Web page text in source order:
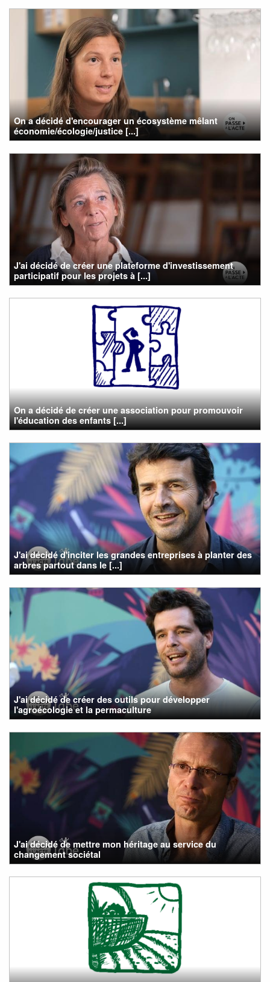
On a décidé d'encourager un écosystème mêlant
économie/écologie/justice [...]
J'ai décidé de créer une plateforme d'investissement
participatif pour les projets à [...]
On a décidé de créer une association pour promouvoir
l'éducation des enfants [...]
J'ai décidé d'inciter les grandes entreprises à planter des
arbres partout dans le [...]
J'ai décidé de créer des outils pour développer
l'agroécologie et la permaculture
J'ai décidé de mettre mon héritage au service du
changement sociétal